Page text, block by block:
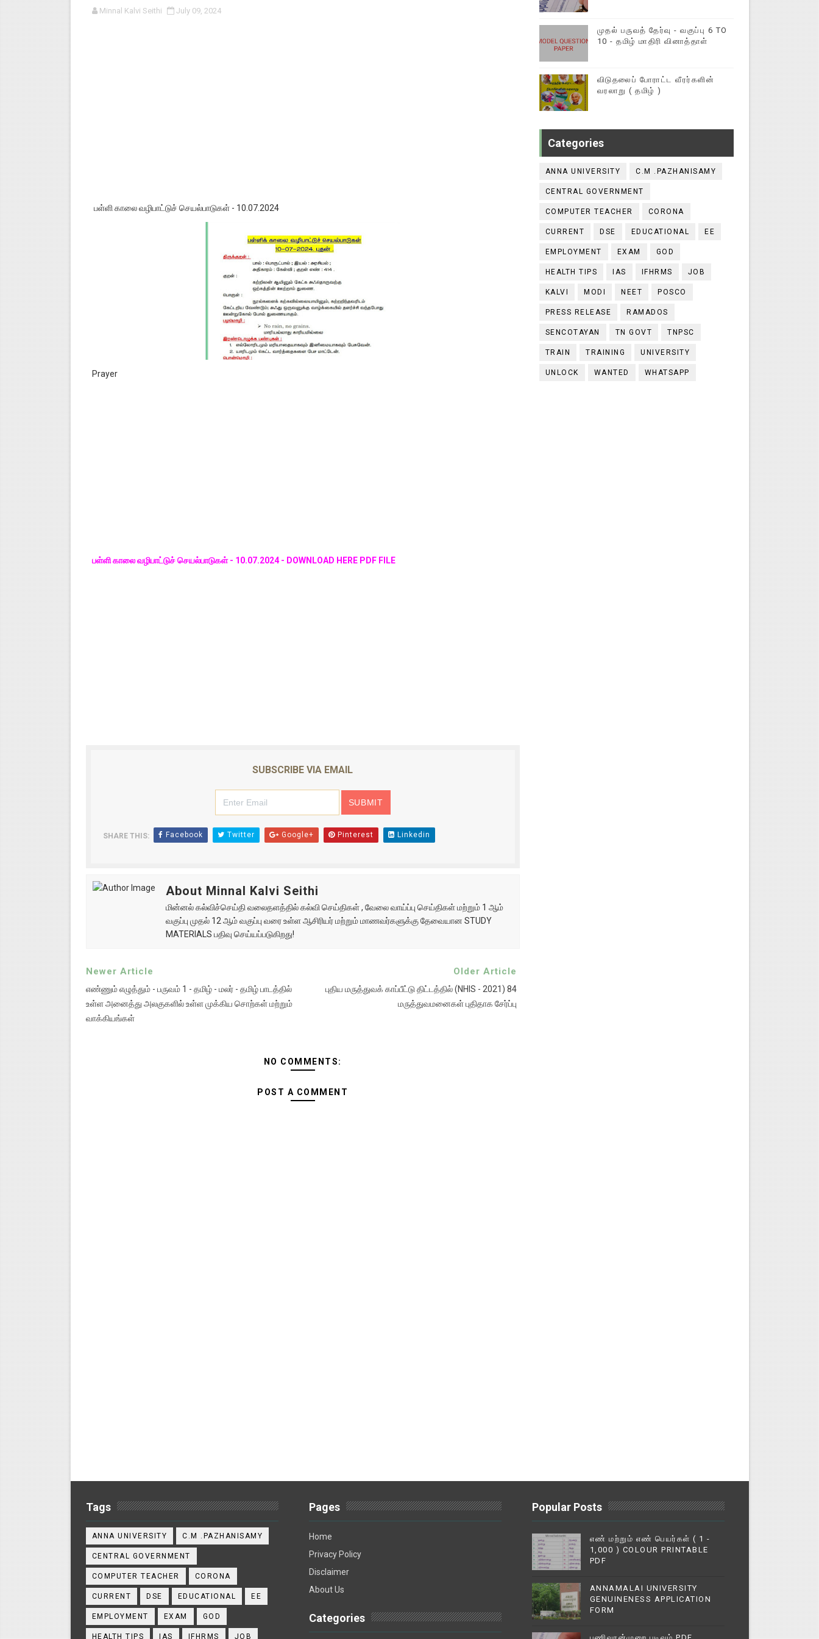
பள்ளி காலை வழிபாட்டுச் செயல்பாடுகள் - டிசம்பர் 17
Minnal Kalvi Seithi July 09, 2024
பள்ளி காலை வழிபாட்டுச் செயல்பாடுகள் - 10.07.2024
Prayer
பள்ளி காலை வழிபாட்டுச் செயல்பாடுகள் - 10.07.2024 - DOWNLOAD HERE PDF FILE
SUBSCRIBE VIA EMAIL
SHARE THIS: Facebook Twitter Google+ Pinterest Linkedin
About Minnal Kalvi Seithi
மின்னல் கல்விச்செய்தி வலைதளத்தில் கல்வி செய்திகள் , வேலை வாய்ப்பு செய்திகள் மற்றும் 1 ஆம்
வகுப்பு முதல் 12 ஆம் வகுப்பு வரை உள்ள ஆசிரியர் மற்றும் மாணவர்களுக்கு தேவையான STUDY
MATERIALS பதிவு செய்யப்படுகிறது!
Newer Article
எண்ணும் எழுத்தும் - பருவம் 1 - தமிழ் - மலர் - தமிழ் பாடத்தில்
உள்ள அனைத்து அலகுகளில் உள்ள முக்கிய சொற்கள் மற்றும்
வாக்கியங்கள்
Older Article
புதிய மருத்துவக் காப்பீட்டு திட்டத்தில் (NHIS - 2021) 84
மருத்துவமனைகள் புதிதாக சேர்ப்பு
NO COMMENTS:
POST A COMMENT
முதல் பருவத் தேர்வு - வகுப்பு 6 TO
10 - தமிழ் மாதிரி வினாத்தாள்
விடுதலைப் போராட்ட வீரர்களின்
வரலாறு ( தமிழ் )
Categories
ANNA UNIVERSITY C.M .PAZHANISAMY
CENTRAL GOVERNMENT
COMPUTER TEACHER CORONA
CURRENT DSE EDUCATIONAL EE
EMPLOYMENT EXAM GOD
HEALTH TIPS IAS IFHRMS JOB
KALVI MODI NEET POSCO
PRESS RELEASE RAMADOS
SENCOTAYAN TN GOVT TNPSC
TRAIN TRAINING UNIVERSITY
UNLOCK WANTED WHATSAPP
Tags
ANNA UNIVERSITY C.M .PAZHANISAMY
CENTRAL GOVERNMENT
COMPUTER TEACHER CORONA
CURRENT DSE EDUCATIONAL EE
EMPLOYMENT EXAM GOD
HEALTH TIPS IAS IFHRMS JOB
Pages
Home
Privacy Policy
Disclaimer
About Us
Categories
Popular Posts
எண் மற்றும் எண் பெயர்கள் ( 1 -
1,000 ) COLOUR PRINTABLE
PDF
ANNAMALAI UNIVERSITY
GENUINENESS APPLICATION
FORM